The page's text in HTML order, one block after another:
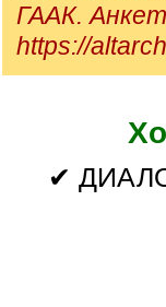
ГААК.
https://
✔ ДИАЛОГОВАЯ тема этого раздела (вопросы/